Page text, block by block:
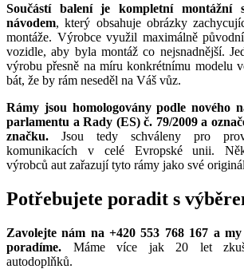
Součástí balení je kompletní montážní
návodem, který obsahuje obrázky
montáže. Výrobce využil maximálně
vozidle, aby byla montáž co nejsnadnější.
výrobu přesně na míru konkrétnímu modelu
bát, že by rám neseděl na Váš vůz.
Rámy jsou homologovány podle nového
parlamentu a Rady (ES) č. 79/2009 a
značku. Jsou tedy schváleny pro
komunikacích v celé Evropské unii.
výrobců aut zařazují tyto rámy jako své
Potřebujete poradit s
Zavolejte nám na +420 553 768 167 a
poradíme. Máme více jak 20 let
autodoplňků.